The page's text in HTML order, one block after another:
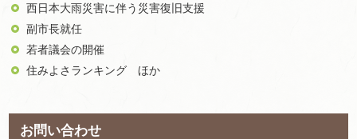
西日本大雨災害に伴う災害復旧支援
副市長就任
若者議会の開催
住みよさランキング
ほか
お問い合わせ